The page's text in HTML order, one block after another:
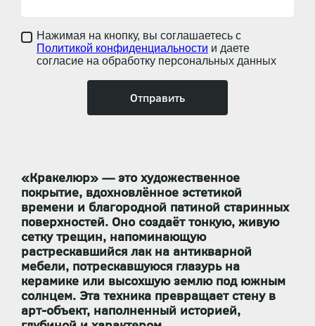
Нажимая на кнопку, вы соглашаетесь с
Политикой конфиденциальности и даете
согласие на обработку персональных данных
«Кракелюр» — это художественное
покрытие, вдохновлённое эстетикой
времени и благородной патиной старинных
поверхностей. Оно создаёт тонкую, живую
сетку трещин, напоминающую
растрескавшийся лак на антикварной
мебели, потрескавшуюся глазурь на
керамике или высохшую землю под южным
солнцем. Эта техника превращает стену в
арт-объект, наполненный историей,